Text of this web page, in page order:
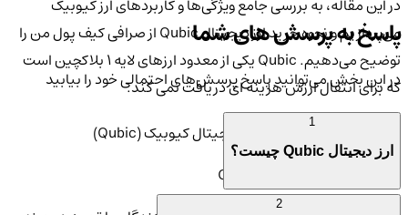
در این مقاله، به بررسی جامع ویژگی‌ها و کاربردهای ارز کیوبیک
می‌پردازیم و نحوه خرید ارز دیجیتال Qubic از صرافی کیف پول من را
توضیح می‌دهیم. Qubic یکی از معدود ارزهای لایه 1 بلاکچین است
که برای انتقال ارزش هزینه ای دریافت نمی کند.
ویژگی‌های منحصر به فرد ارز دیجیتال کیوبیک (Qubic)
پاسخ به پرسش های شما
در این بخش می‌توانید پاسخ پرسش‌های احتمالی خود را بیابید
ارز دیجیتال Qubic چیست؟